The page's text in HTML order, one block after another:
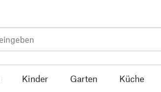
Kinder Garten Küche